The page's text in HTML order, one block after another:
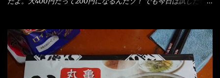
でる～ でもコレって食べきるまで湯に浸かっているわけで、最
初と最後では麺の固さというかコシが違う！ だったら湯なんか要
らないじゃん！ 茹で上げ直後の麺だけいいよ！となるでしょ
う。 事前にググって調べたら、やっぱり＜湯無し＞注文は、裏注